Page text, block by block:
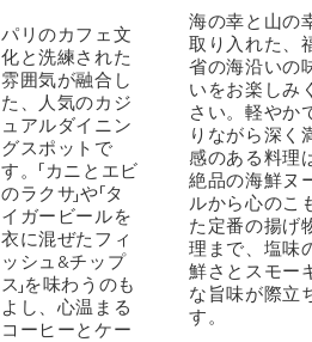
パリのカフェ文
化と洗練された
雰囲気が融合し
た、人気のカジ
ュアルダイニン
グスポットで
す。「カニとエビ
のラクサ」や「タ
イガービールを
衣に混ぜたフィ
ッシュ&チップ
ス」を味わうのも
よし、心温まる
コーヒーとケー
海の幸と山の
取り入れた、
省の海沿いの
いをお楽しみ
さい。軽やか
りながら深く
感のある料理
絶品の海鮮ヌ
ルから心のこ
た定番の揚げ
理まで、塩味
鮮さとスモー
な旨味が際立
す。